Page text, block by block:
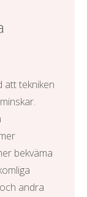
att tekniken
bekväma
andra